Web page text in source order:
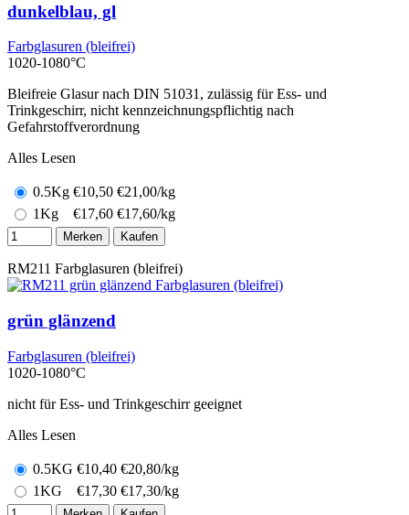
dunkelblau, gl
Farbglasuren (bleifrei)
1020-1080°C
Bleifreie Glasur nach DIN 51031, zulässig für Ess- und
Trinkgeschirr, nicht kennzeichnungspflichtig nach
Gefahrstoffverordnung
Alles Lesen
0.5Kg €10,50 €21,00/kg
1Kg
€17,60 €17,60/kg
Merken Kaufen
RM211 Farbglasuren (bleifrei)
grün glänzend
Farbglasuren (bleifrei)
1020-1080°C
nicht für Ess- und Trinkgeschirr geeignet
Alles Lesen
0.5KG €10,40 €20,80/kg
1KG
€17,30 €17,30/kg